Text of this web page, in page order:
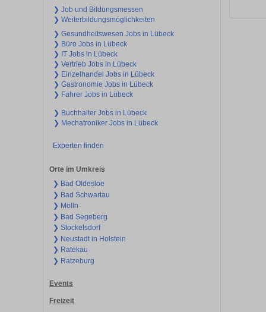
❯ Job und Bildungsmessen
❯ Weiterbildungsmöglichkeiten
❯ Gesundheitswesen Jobs in Lübeck
❯ Büro Jobs in Lübeck
❯ IT Jobs in Lübeck
❯ Vertrieb Jobs in Lübeck
❯ Einzelhandel Jobs in Lübeck
❯ Gastronomie Jobs in Lübeck
❯ Fahrer Jobs in Lübeck
❯ Buchhalter Jobs in Lübeck
❯ Mechatroniker Jobs in Lübeck
Experten finden
Orte im Umkreis
❯ Bad Oldesloe
❯ Bad Schwartau
❯ Mölln
❯ Bad Segeberg
❯ Stockelsdorf
❯ Neustadt in Holstein
❯ Ratekau
❯ Ratzeburg
Events
Freizeit